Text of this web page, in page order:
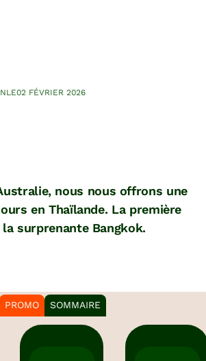
LE02 FÉVRIER 2026
nous nous offrons une
en Thaïlande. La première
la surprenante Bangkok.
PROMO SOMMAIRE